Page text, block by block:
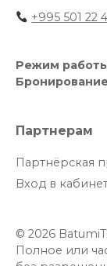
+995 501 22
Режим
Партнерам
Партнёрская
Вход в
© 2026
Полное или